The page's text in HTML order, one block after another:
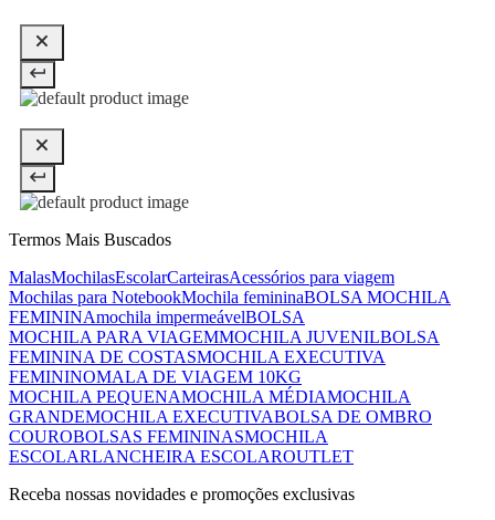
Termos Mais Buscados
MalasMochilasEscolarCarteirasAcessórios para viagem
Mochilas para NotebookMochila femininaBOLSA MOCHILA
FEMININAmochila impermeávelBOLSA
MOCHILA PARA VIAGEMMOCHILA JUVENILBOLSA
FEMININA DE COSTASMOCHILA EXECUTIVA
FEMININOMALA DE VIAGEM 10KG
MOCHILA PEQUENAMOCHILA MÉDIAMOCHILA
GRANDEMOCHILA EXECUTIVABOLSA DE OMBRO
COUROBOLSAS FEMININASMOCHILA
ESCOLARLANCHEIRA ESCOLAROUTLET
Receba nossas novidades e promoções exclusivas